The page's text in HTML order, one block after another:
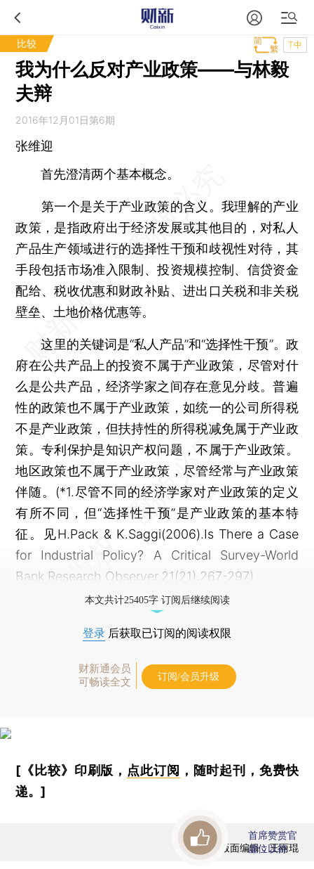
比较 T中
我为什么反对产业政策——与林毅
夫辩
2016年12月01日第6期
张维迎
首先澄清两个基本概念。
第一个是关于产业政策的含义。我理解的产业
政策，是指政府出于经济发展或其他目的，对私人
产品生产领域进行的选择性干预和歧视性对待，其
手段包括市场准入限制、投资规模控制、信贷资金
配给、税收优惠和财政补贴、进出口关税和非关税
壁垒、土地价格优惠等。
这里的关键词是“私人产品”和“选择性干预”。政
府在公共产品上的投资不属于产业政策，尽管对什
么是公共产品，经济学家之间存在意见分歧。普遍
性的政策也不属于产业政策，如统一的公司所得税
不是产业政策，但扶持性的所得税减免属于产业政
策。专利保护是知识产权问题，不属于产业政策。
地区政策也不属于产业政策，尽管经常与产业政策
伴随。(*1.尽管不同的经济学家对产业政策的定义
有所不同，但“选择性干预”是产业政策的基本特
征。见H.Pack & K.Saggi(2006).Is There a Case
for Industrial Policy? A Critical Survey-World
Bank Research Observer,21(21),267-297)
本文共计25405字 订阅后继续阅读
登录 后获取已订阅的阅读权限
财新通会员
可畅读全文
订阅/会员升级
[《比较》印刷版， 点此订阅 ，随时起刊，免费快
递。]
版面编辑：王丽琨
首席赞赏官
虚位以待